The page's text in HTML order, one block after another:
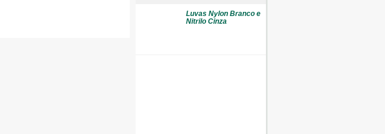
Luvas Nylon Branco e
Nitrilo Cinza